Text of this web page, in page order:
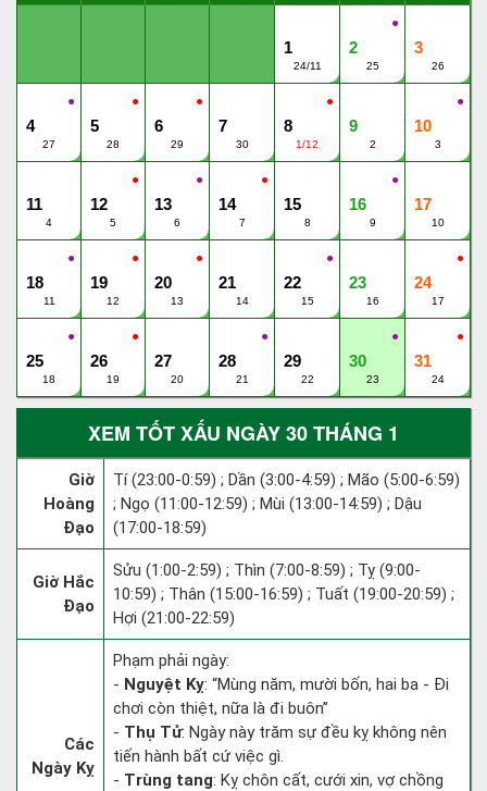
1
24/11
●
2
25
3
26
●
4
27
●
5
28
●
6
29
7
30
●
8
1/12
9
2
●
10
3
11
4
●
12
5
●
13
6
●
14
7
15
8
●
16
9
17
10
●
18
11
●
19
12
●
20
13
21
14
●
22
15
23
16
●
24
17
●
25
18
●
26
19
27
20
●
28
21
29
22
●
30
23
●
31
24
XEM TỐT XẤU NGÀY 30 THÁNG 1
Giờ
Hoàng
Đạo
Tí (23:00-0:59) ; Dần (3:00-4:59) ; Mão (5:00-6:59)
; Ngọ (11:00-12:59) ; Mùi (13:00-14:59) ; Dậu
(17:00-18:59)
Giờ Hắc
Đạo
Sửu (1:00-2:59) ; Thìn (7:00-8:59) ; Tỵ (9:00-
10:59) ; Thân (15:00-16:59) ; Tuất (19:00-20:59) ;
Hợi (21:00-22:59)
Các
Ngày Kỵ
Phạm phải ngày:
- Nguyệt Kỵ: “Mùng năm, mười bốn, hai ba - Đi
chơi còn thiệt, nữa là đi buôn”
- Thụ Tử: Ngày này trăm sự đều kỵ không nên
tiến hành bất cứ việc gì.
- Trùng tang: Kỵ chôn cất, cưới xin, vợ chồng